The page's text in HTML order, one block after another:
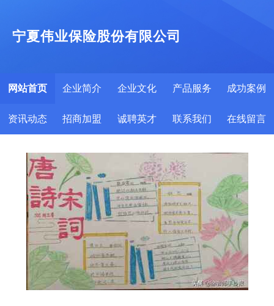
宁夏伟业保险股份有限公司
网站首页 企业简介 企业文化 产品服务 成功案例
资讯动态 招商加盟 诚聘英才 联系我们 在线留言